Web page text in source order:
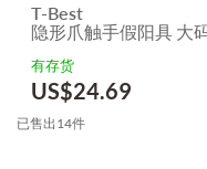
T-Best
隐形爪触手假阳具 大
有存货
US$24.69
已售出14件